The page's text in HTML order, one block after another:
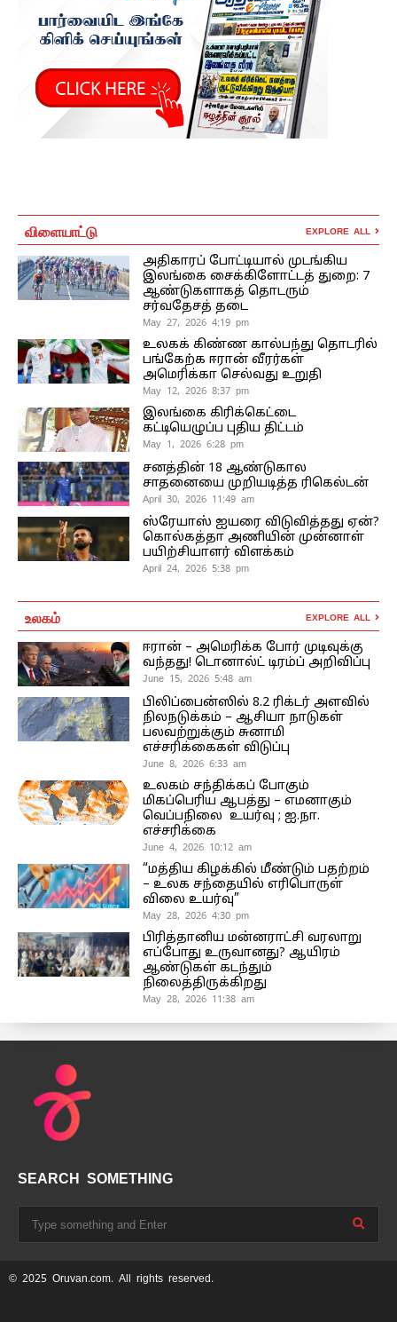
விளையாட்டு EXPLORE ALL
அதிகாரப் போட்டியால் முடங்கிய
இலங்கை சைக்கிளோட்டத் துறை: 7
ஆண்டுகளாகத் தொடரும்
சர்வதேசத் தடை
May 27, 2026 4:19 pm
உலகக் கிண்ண கால்பந்து தொடரில்
பங்கேற்க ஈரான் வீரர்கள்
அமெரிக்கா செல்வது உறுதி
May 12, 2026 8:37 pm
இலங்கை கிரிக்கெட்டை
கட்டியெழுப்ப புதிய திட்டம்
May 1, 2026 6:28 pm
சனத்தின் 18 ஆண்டுகால
சாதனையை முறியடித்த ரிகெல்டன்
April 30, 2026 11:49 am
ஸ்ரேயாஸ் ஐயரை விடுவித்தது ஏன்?
கொல்கத்தா அணியின் முன்னாள்
பயிற்சியாளர் விளக்கம்
April 24, 2026 5:38 pm
உலகம் EXPLORE ALL
ஈரான் – அமெரிக்க போர் முடிவுக்கு
வந்தது! டொனால்ட் டிரம்ப் அறிவிப்பு
June 15, 2026 5:48 am
பிலிப்பைன்ஸில் 8.2 ரிக்டர் அளவில்
நிலநடுக்கம் – ஆசியா நாடுகள்
பலவற்றுக்கும் சுனாமி
எச்சரிக்கைகள் விடுப்பு
June 8, 2026 6:33 am
உலகம் சந்திக்கப் போகும்
மிகப்பெரிய ஆபத்து – எமனாகும்
வெப்பநிலை உயர்வு ; ஐ.நா.
எச்சரிக்கை
June 4, 2026 10:12 am
“மத்திய கிழக்கில் மீண்டும் பதற்றம்
– உலக சந்தையில் எரிபொருள்
விலை உயர்வு”
May 28, 2026 4:30 pm
பிரித்தானிய மன்னராட்சி வரலாறு
எப்போது உருவானது? ஆயிரம்
ஆண்டுகள் கடந்தும்
நிலைத்திருக்கிறது
May 28, 2026 11:38 am
SEARCH SOMETHING
© 2025 Oruvan.com. All rights reserved.